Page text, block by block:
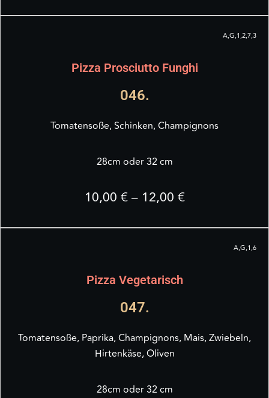
A,G,1,2,7,3
Pizza Prosciutto Funghi
046.
Tomatensoße, Schinken, Champignons
28cm oder 32 cm
10,00 € – 12,00 €
A,G,1,6
Pizza Vegetarisch
047.
Tomatensoße, Paprika, Champignons, Mais, Zwiebeln,
Hirtenkäse, Oliven
28cm oder 32 cm